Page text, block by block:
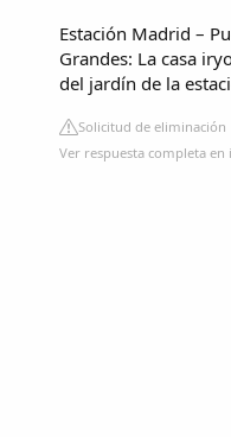
Estación Madrid –
Grandes: La casa
del jardín de la
Solicitud de eliminación
Ver respuesta completa en